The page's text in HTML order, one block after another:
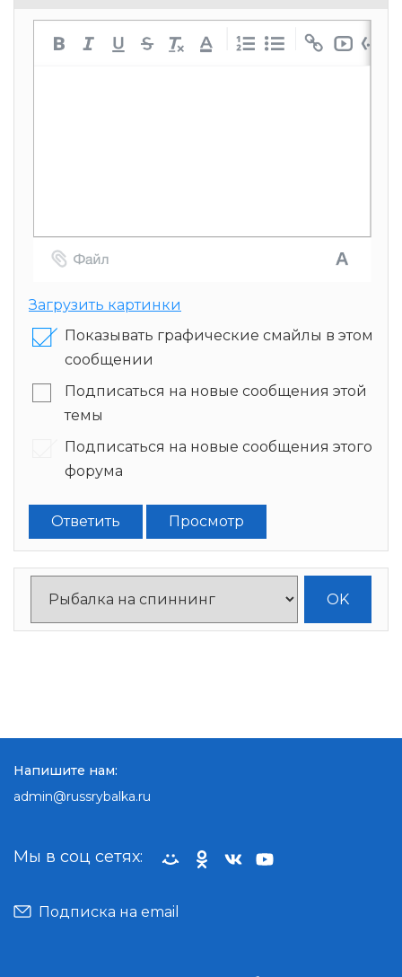
Загрузить картинки
Показывать графические смайлы в этом
сообщении
Подписаться на новые сообщения этой
темы
Подписаться на новые сообщения этого
форума
Ответить Просмотр
Мы в соц сетях:
Подписка на email
Напишите нам:
admin@russrybalka.ru